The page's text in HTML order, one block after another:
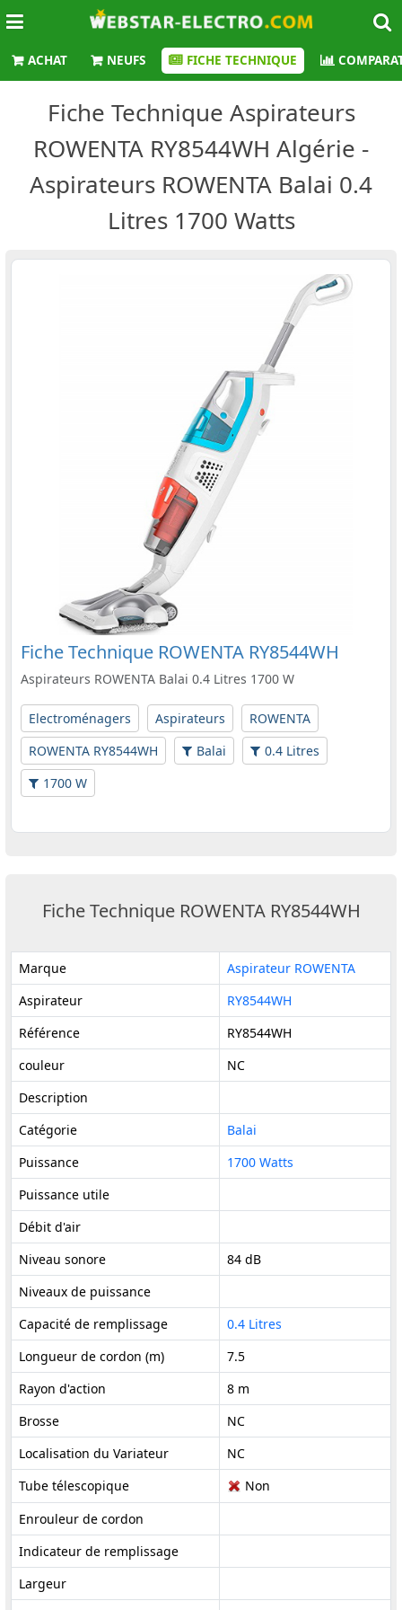
ACHAT NEUFS FICHE TECHNIQUE
Fiche Technique Aspirateurs
ROWENTA RY8544WH Algérie -
Aspirateurs ROWENTA Balai 0.4
Litres 1700 Watts
Fiche Technique ROWENTA RY8544WH
Aspirateurs ROWENTA Balai 0.4 Litres 1700 W
Electroménagers Aspirateurs
ROWENTA
ROWENTA RY8544WH
Balai
0.4 Litres
1700 W
Fiche Technique ROWENTA RY8544WH
Marque
Aspirateur ROWENTA
Aspirateur
RY8544WH
Référence
RY8544WH
couleur
NC
Description
Catégorie
Balai
Puissance
1700 Watts
Puissance utile
Débit d'air
Niveau sonore
84 dB
Niveaux de puissance
Capacité de remplissage
0.4 Litres
Longueur de cordon (m)
7.5
Rayon d'action
8 m
Brosse
NC
Localisation du Variateur
NC
Tube télescopique
Non
Enrouleur de cordon
Indicateur de remplissage
Largeur